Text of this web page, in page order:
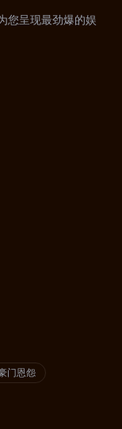
您呈现最劲爆的娱
门恩怨